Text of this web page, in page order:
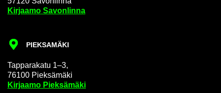
Kir­jaa­mo Sa­von­lin­na
PIEK­SA­MÄ­KI
Tap­pa­ra­ka­tu 1–3,
76100 Piek­sä­mä­ki
Kir­jaa­mo Piek­sä­mä­ki